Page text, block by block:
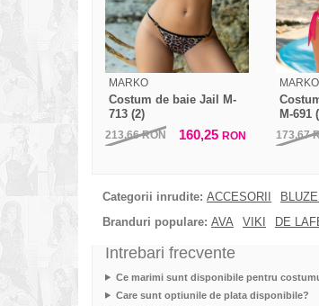
MARKO
Costum de baie Jail M-
713 (2)
213,66RON 160,25 RON
MARKO
M-691
173,67
Categorii inrudite: ACCESORII
Branduri populare: AVA VIKI DE
Intrebari frecvente
Ce marimi sunt disponibile pentru
Care sunt optiunile de plata disponibile?